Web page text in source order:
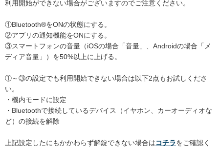
利用開始ができない場合がございますのでご注意ください。
①Bluetooth®をONの状態にする。
②アプリの通知機能をONにする。
③スマートフォンの音量（iOSの場合「音量」、Androidの場合「メ
ディア音量」）を50%以上に上げる。
①～③の設定でも利用開始できない場合は以下2点もお試しくださ
い。
・機内モードに設定
・Bluetoothで接続しているデバイス（イヤホン、カーオーディオな
ど）の接続を解除
上記設定したにもかかわらず解錠できない場合はコチラをご確認く